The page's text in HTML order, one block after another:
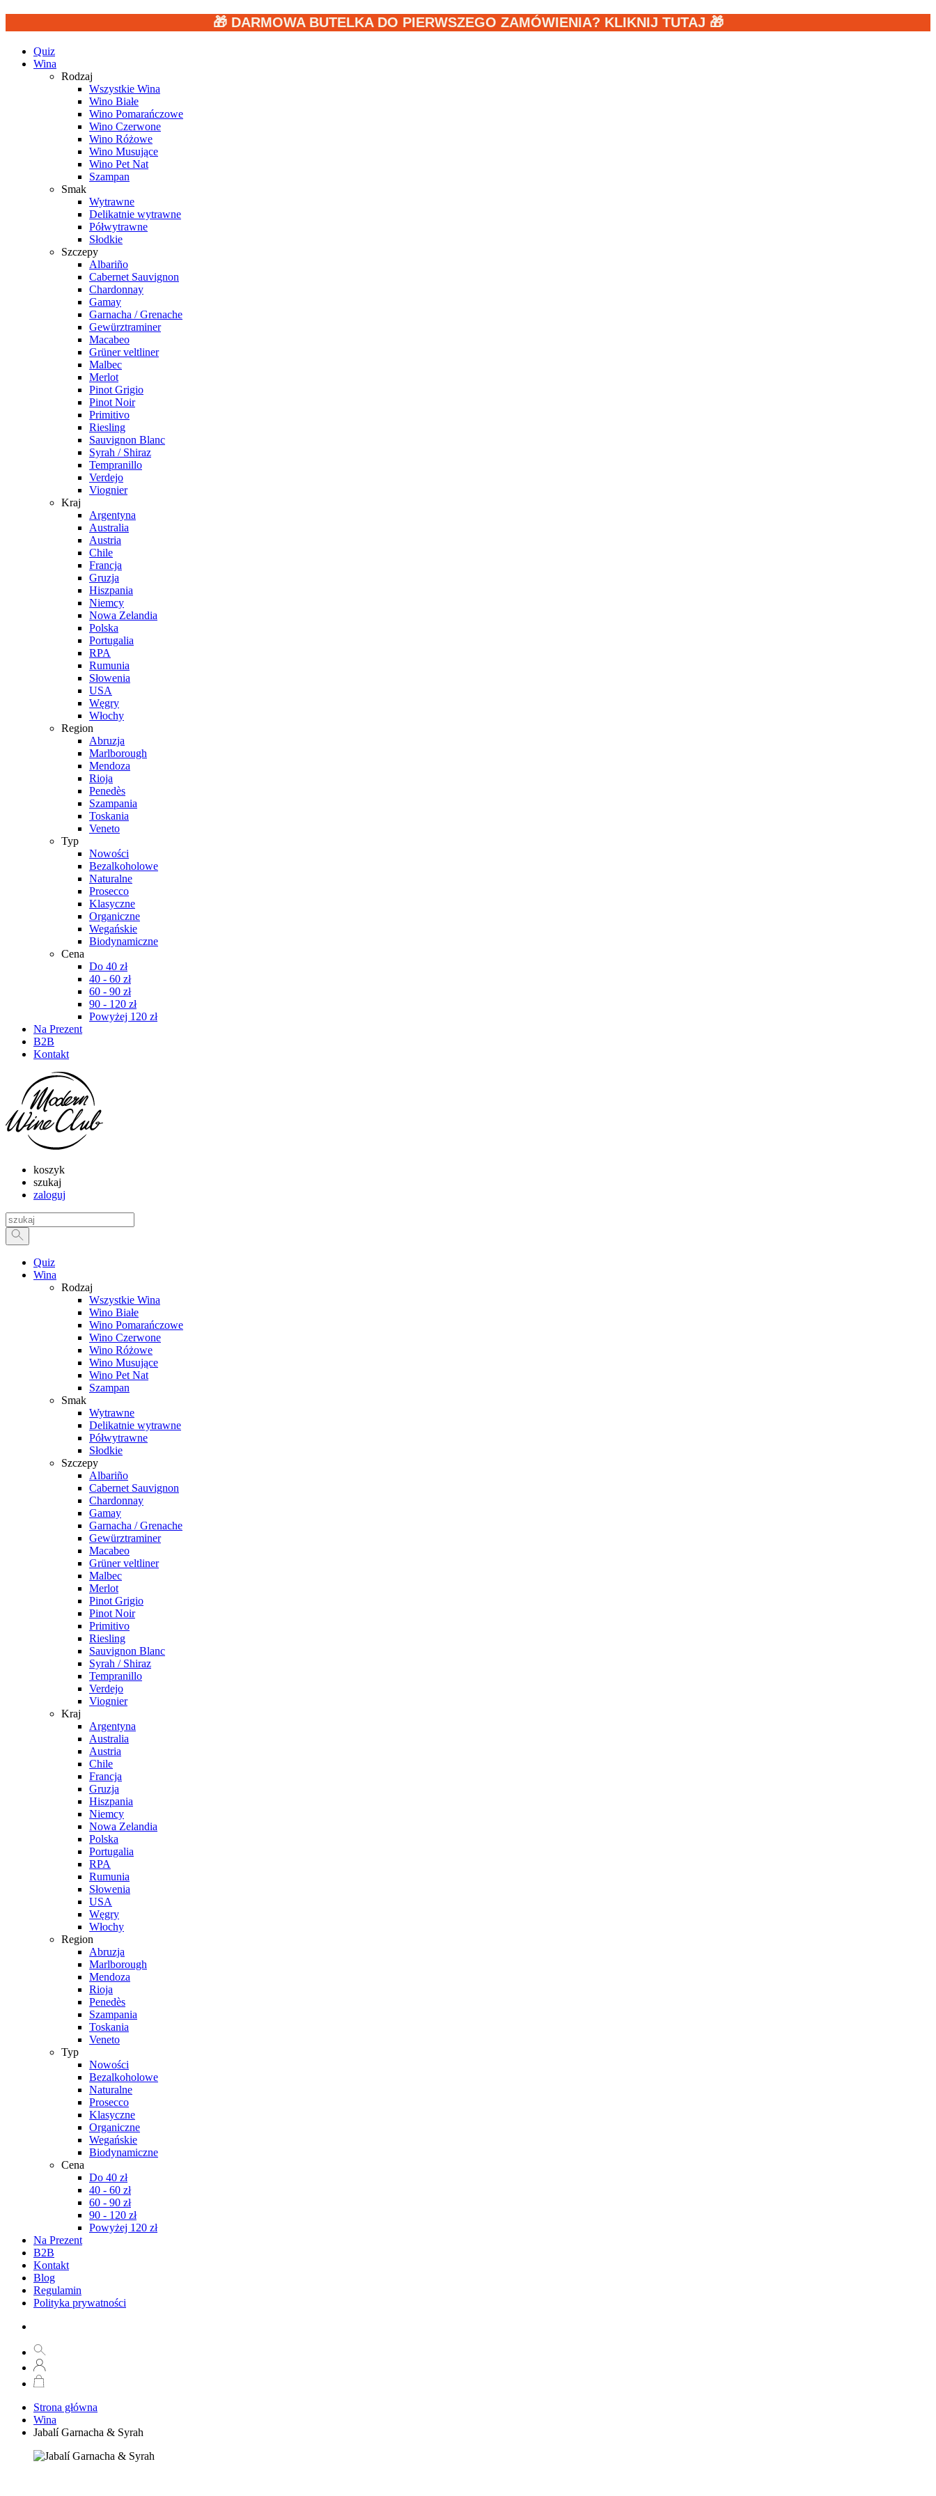
🎁 DARMOWA BUTELKA DO PIERWSZEGO ZAMÓWIENIA? KLIKNIJ TUTAJ 🎁
Quiz
Wina
Rodzaj
Wszystkie Wina
Wino Białe
Wino Pomarańczowe
Wino Czerwone
Wino Różowe
Wino Musujące
Wino Pet Nat
Szampan
Smak
Wytrawne
Delikatnie wytrawne
Półwytrawne
Słodkie
Szczepy
Albariño
Cabernet Sauvignon
Chardonnay
Gamay
Garnacha / Grenache
Gewürztraminer
Macabeo
Grüner veltliner
Malbec
Merlot
Pinot Grigio
Pinot Noir
Primitivo
Riesling
Sauvignon Blanc
Syrah / Shiraz
Tempranillo
Verdejo
Viognier
Kraj
Argentyna
Australia
Austria
Chile
Francja
Gruzja
Hiszpania
Niemcy
Nowa Zelandia
Polska
Portugalia
RPA
Rumunia
Słowenia
USA
Węgry
Włochy
Region
Abruzja
Marlborough
Mendoza
Rioja
Penedès
Szampania
Toskania
Veneto
Typ
Nowości
Bezalkoholowe
Naturalne
Prosecco
Klasyczne
Organiczne
Wegańskie
Biodynamiczne
Cena
Do 40 zł
40 - 60 zł
60 - 90 zł
90 - 120 zł
Powyżej 120 zł
Na Prezent
B2B
Kontakt
koszyk
szukaj
zaloguj
Quiz
Wina
Rodzaj
Wszystkie Wina
Wino Białe
Wino Pomarańczowe
Wino Czerwone
Wino Różowe
Wino Musujące
Wino Pet Nat
Szampan
Smak
Wytrawne
Delikatnie wytrawne
Półwytrawne
Słodkie
Szczepy
Albariño
Cabernet Sauvignon
Chardonnay
Gamay
Garnacha / Grenache
Gewürztraminer
Macabeo
Grüner veltliner
Malbec
Merlot
Pinot Grigio
Pinot Noir
Primitivo
Riesling
Sauvignon Blanc
Syrah / Shiraz
Tempranillo
Verdejo
Viognier
Kraj
Argentyna
Australia
Austria
Chile
Francja
Gruzja
Hiszpania
Niemcy
Nowa Zelandia
Polska
Portugalia
RPA
Rumunia
Słowenia
USA
Węgry
Włochy
Region
Abruzja
Marlborough
Mendoza
Rioja
Penedès
Szampania
Toskania
Veneto
Typ
Nowości
Bezalkoholowe
Naturalne
Prosecco
Klasyczne
Organiczne
Wegańskie
Biodynamiczne
Cena
Do 40 zł
40 - 60 zł
60 - 90 zł
90 - 120 zł
Powyżej 120 zł
Na Prezent
B2B
Kontakt
Blog
Regulamin
Polityka prywatności
Strona główna
Wina
Jabalí Garnacha & Syrah